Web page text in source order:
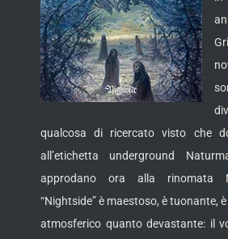
qualcosa di ricercato visto che
all’etichetta underground
approdano ora alla rinomata
“Nightside” è maestoso, è tuonante,
atmosferico quanto devastante: il